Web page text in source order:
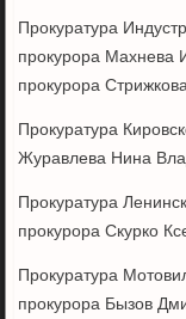
Прокуратура
прокурора Махнева
прокурора
Прокуратура
Журавлева Нина
Прокуратура
прокурора Скурко
Прокуратура
прокурора Бызов